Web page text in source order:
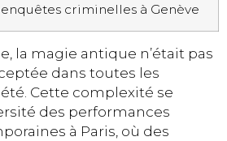
enquêtes criminelles à Genève
la magie antique n’était pas
dans toutes les
Cette complexité se
des performances
à Paris, où des